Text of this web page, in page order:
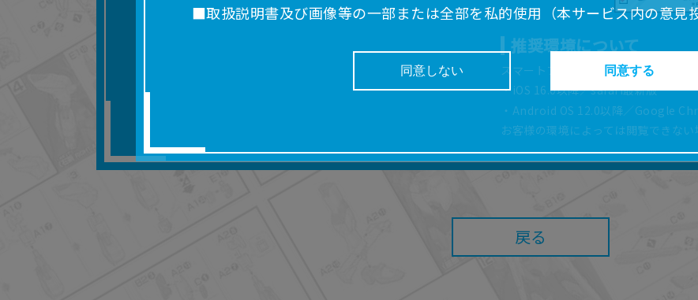
推奨環境について
スマートフォン、タブレットは以下
・iOS 16.0以降／safari最新版
・Android OS 12.0以降／Google
お客様の環境によっては閲覧できな
戻る
■取扱説明書及び画像等の一部または全部を私的使用（本サービス内の意見
れに限りません。）することは禁止いたします。
■掲載している取扱説明書は、お客様が購入された商品に同梱されたものと
■対象商品仕様の変更などにより、取扱説明書の内容は予告なく変更される
■当社は、取扱説明書の正確性確保に努めておりますが、取扱説明書の完全
■お客様のご利用環境によっては、本サービスをご利用いただけない場合が
器、ネットワークへの障害（コンピューターウィルスに起因する障害を含
■当社は、本サービスの内容・条件を予告なく変更または停止することがあ
同意しない 同意する